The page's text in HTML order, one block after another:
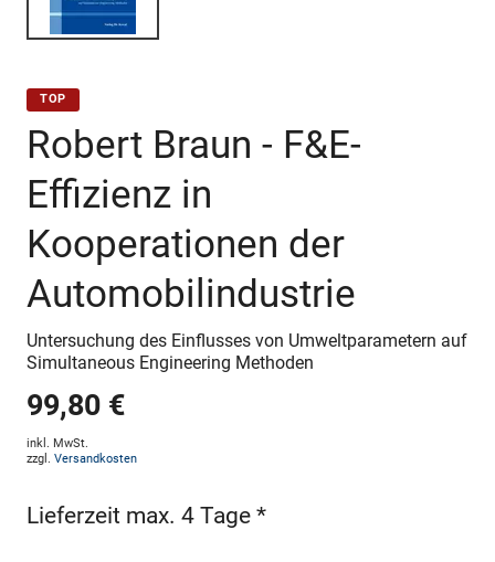
TOP
Robert Braun - F&E-
Effizienz in
Kooperationen der
Automobilindustrie
Untersuchung des Einflusses von Umweltparametern auf
Simultaneous Engineering Methoden
99,80 €
inkl. MwSt.
zzgl. Versandkosten
Lieferzeit max. 4 Tage *